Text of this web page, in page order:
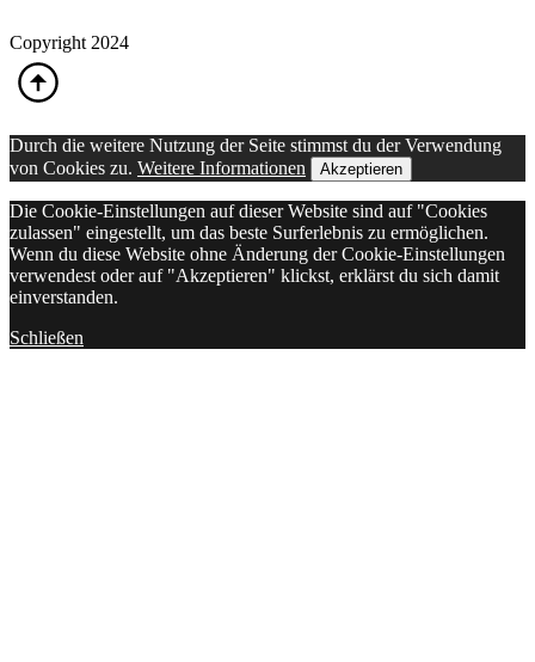
Copyright 2024
Durch die weitere Nutzung der Seite stimmst du der Verwendung
von Cookies zu. Weitere Informationen Akzeptieren
Die Cookie-Einstellungen auf dieser Website sind auf "Cookies
zulassen" eingestellt, um das beste Surferlebnis zu ermöglichen.
Wenn du diese Website ohne Änderung der Cookie-Einstellungen
verwendest oder auf "Akzeptieren" klickst, erklärst du sich damit
einverstanden.
Schließen